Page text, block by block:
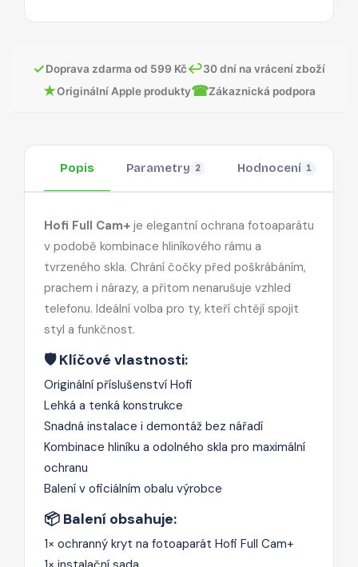
✓Doprava zdarma od 599 Kč↩30 dní na vrácení zboží
★Originální Apple produkty☎Zákaznická podpora
Popis Parametry 2 Hodnocení 1
Hofi Full Cam+ je elegantní ochrana fotoaparátu
v podobě kombinace hliníkového rámu a
tvrzeného skla. Chrání čočky před poškrábáním,
prachem i nárazy, a přitom nenarušuje vzhled
telefonu. Ideální volba pro ty, kteří chtějí spojit
styl a funkčnost.
🛡️ Klíčové vlastnosti:
Originální příslušenství Hofi
Lehká a tenká konstrukce
Snadná instalace i demontáž bez nářadí
Kombinace hliníku a odolného skla pro maximální
ochranu
Balení v oficiálním obalu výrobce
📦 Balení obsahuje:
1× ochranný kryt na fotoaparát Hofi Full Cam+